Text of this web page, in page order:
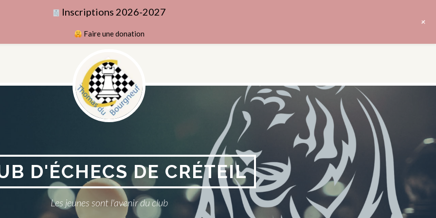
D'ÉCHECS DE CRÉTEIL
Les jeunes sont l'avenir du club
Inscriptions 2026-2027
Faire une donation
+